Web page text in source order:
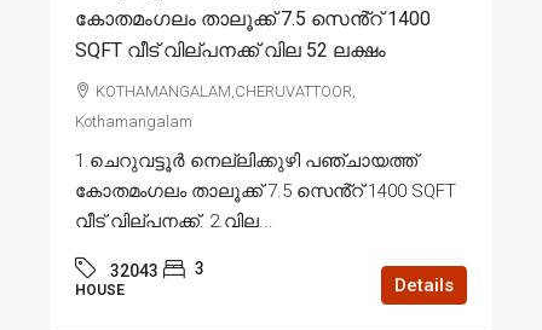
കോതമംഗലം താലൂക്ക് 7.5 സെൻ്റ് 1400
SQFT വീട് വില്പനക്ക് വില 52 ലക്ഷം
KOTHAMANGALAM,CHERUVATTOOR,
Kothamangalam
1.ചെറുവട്ടൂർ നെല്ലിക്കുഴി പഞ്ചായത്ത്
കോതമംഗലം താലൂക്ക് 7.5 സെൻ്റ് 1400 SQFT
വീട് വില്പനക്ക്. 2.വില...
32043 3
HOUSE Details